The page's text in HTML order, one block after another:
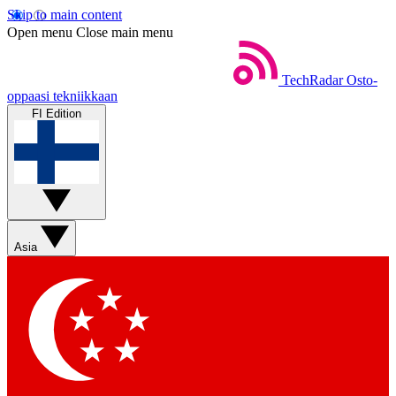
Skip to main content
Open menu Close main menu
TechRadar Osto-
oppaasi tekniikkaan
FI Edition
Asia